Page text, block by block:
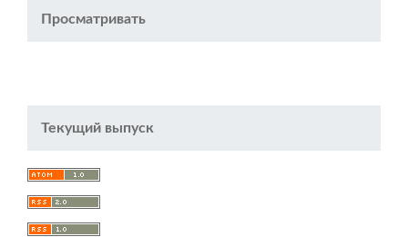
Просматривать
Текущий выпуск